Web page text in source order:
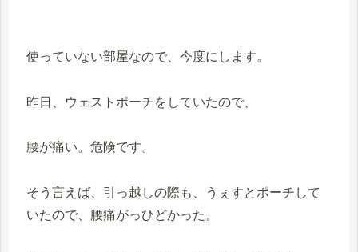
使っていない部屋なので、今度にします。
昨日、ウェストポーチをしていたので、
腰が痛い。危険です。
そう言えば、引っ越しの際も、うぇすとポーチして
いたので、腰痛がっひどかった。